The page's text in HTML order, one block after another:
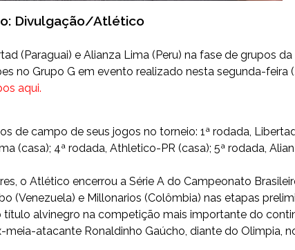
Divulgação/Atlético
(Paraguai) e Alianza Lima (Peru) na fase de grupos
no Grupo G em evento realizado nesta segunda-feira
aqui.
de campo de seus jogos no torneio: 1ª rodada,
(casa); 4ª rodada, Athletico-PR (casa); 5ª rodada,
o Atlético encerrou a Série A do Campeonato
(Venezuela) e Millonarios (Colômbia) nas etapas
título alvinegro na competição mais importante do
atacante Ronaldinho Gaúcho, diante do Olimpia,